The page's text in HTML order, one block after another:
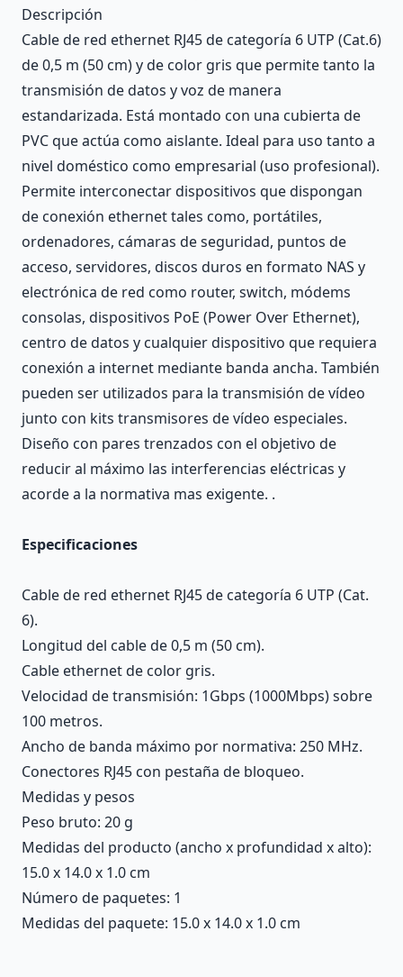
Descripción
Cable de red ethernet RJ45 de categoría 6 UTP (Cat.6)
de 0,5 m (50 cm) y de color gris que permite tanto la
transmisión de datos y voz de manera
estandarizada. Está montado con una cubierta de
PVC que actúa como aislante. Ideal para uso tanto a
nivel doméstico como empresarial (uso profesional).
Permite interconectar dispositivos que dispongan
de conexión ethernet tales como, portátiles,
ordenadores, cámaras de seguridad, puntos de
acceso, servidores, discos duros en formato NAS y
electrónica de red como router, switch, módems
consolas, dispositivos PoE (Power Over Ethernet),
centro de datos y cualquier dispositivo que requiera
conexión a internet mediante banda ancha. También
pueden ser utilizados para la transmisión de vídeo
junto con kits transmisores de vídeo especiales.
Diseño con pares trenzados con el objetivo de
reducir al máximo las interferencias eléctricas y
acorde a la normativa mas exigente. .
Especificaciones
Cable de red ethernet RJ45 de categoría 6 UTP (Cat.
6).
Longitud del cable de 0,5 m (50 cm).
Cable ethernet de color gris.
Velocidad de transmisión: 1Gbps (1000Mbps) sobre
100 metros.
Ancho de banda máximo por normativa: 250 MHz.
Conectores RJ45 con pestaña de bloqueo.
Medidas y pesos
Peso bruto: 20 g
Medidas del producto (ancho x profundidad x alto):
15.0 x 14.0 x 1.0 cm
Número de paquetes: 1
Medidas del paquete: 15.0 x 14.0 x 1.0 cm